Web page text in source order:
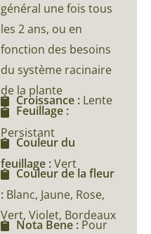
général une fois tous
les 2 ans, ou en
fonction des besoins
du système racinaire
de la plante
Croissance : Lente
Feuillage :
Persistant
Couleur du
feuillage :Vert
Couleur de la fleur
: Blanc, Jaune, Rose,
Vert, Violet, Bordeaux
Nota Bene : Pour